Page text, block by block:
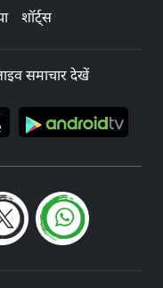
शॉर्ट्स
समाचार देखें